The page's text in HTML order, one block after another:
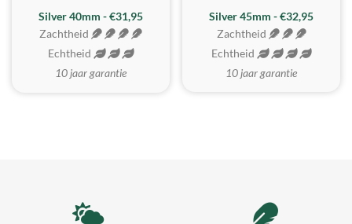
Silver 40mm - €31,95
Zachtheid
Echtheid
10 jaar garantie
MEEST GEKOZEN
Silver 45mm - €32,95
Zachtheid
Echtheid
10 jaar garantie